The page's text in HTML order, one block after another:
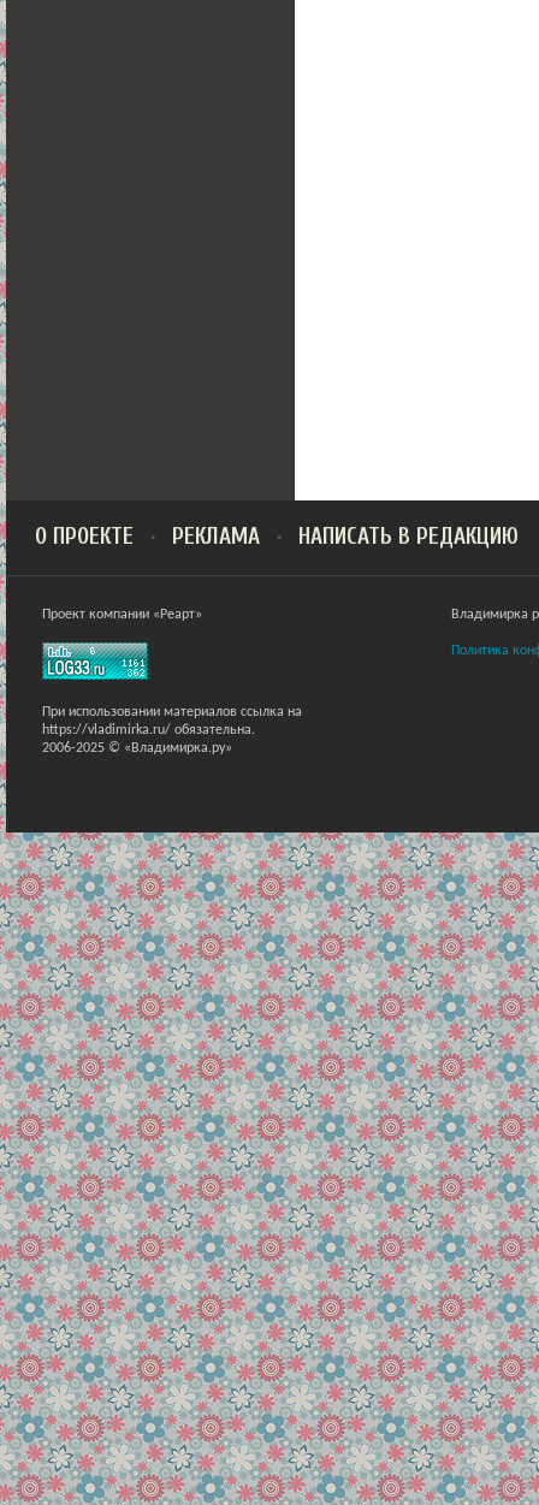
О ПРОЕКТЕ РЕКЛАМА НАПИСАТЬ В РЕДАКЦИЮ
Проект компании «Реарт»
При использовании материалов ссылка на
https://vladimirka.ru/ обязательна.
2006-2025 © «Владимирка.ру»
Владимирка
Политика